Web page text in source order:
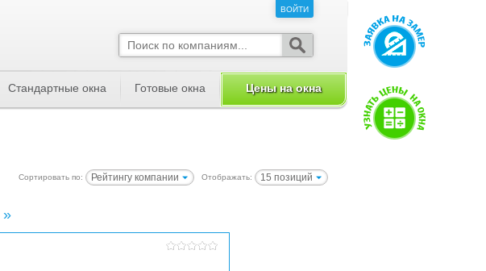
Сортировать по: Рейтингу компании Отображать: 15 позиций
»
ВОЙТИ
Стандартные окна Готовые окна Цены на окна
ВОЙТИ